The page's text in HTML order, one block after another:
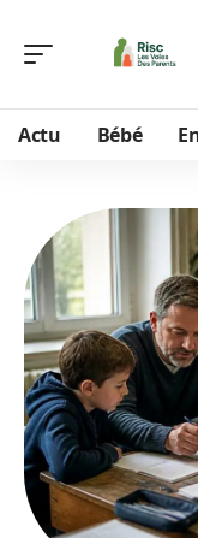
Actu Bébé